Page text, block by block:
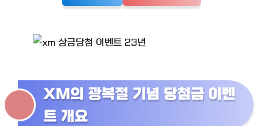
XM의 광복절 기념 당첨금 이벤
트 개요